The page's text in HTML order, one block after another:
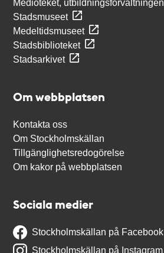
Medioteket, utbildningsförvaltningen
Stadsmuseet
Medeltidsmuseet
Stadsbiblioteket
Stadsarkivet
Om webbplatsen
Kontakta oss
Om Stockholmskällan
Tillgänglighetsredogörelse
Om kakor på webbplatsen
Sociala medier
Stockholmskällan på Facebook
Stockholmskällan på Instagram